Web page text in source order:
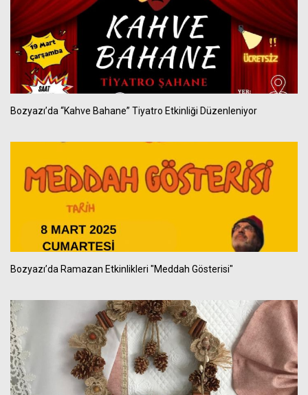
Bozyazı’da “Kahve Bahane” Tiyatro Etkinliği Düzenleniyor
Bozyazı’da Ramazan Etkinlikleri "Meddah Gösterisi"